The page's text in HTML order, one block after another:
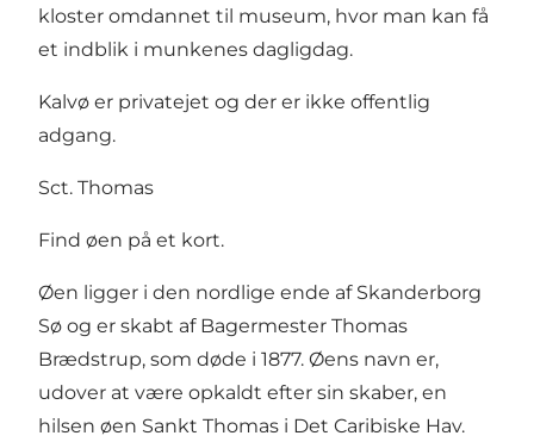
kloster omdannet til museum, hvor man kan få
et indblik i munkenes dagligdag.
Kalvø er privatejet og der er ikke offentlig
adgang.
Sct. Thomas
Find øen på et kort.
Øen ligger i den nordlige ende af Skanderborg
Sø og er skabt af Bagermester Thomas
Brædstrup, som døde i 1877. Øens navn er,
udover at være opkaldt efter sin skaber, en
hilsen øen Sankt Thomas i Det Caribiske Hav.